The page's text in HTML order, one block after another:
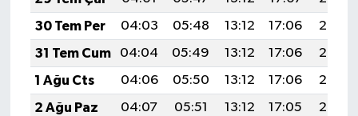
30 Tem Per
04:03 05:48 13:12 17:06
20:26
31 Tem Cum
04:04 05:49 13:12 17:06
20:25
1 Ağu Cts
04:06 05:50 13:12 17:06
20:24
2 Ağu Paz
04:07 05:51 13:12 17:05
20:23